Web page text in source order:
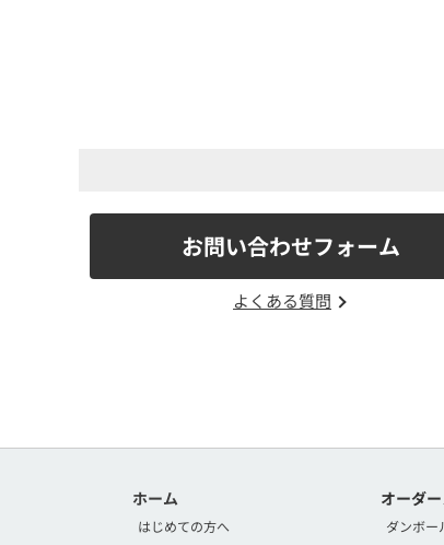
お問い合わせフォーム
よくある質問
ホーム
はじめての方へ
オーダ
ダンボー